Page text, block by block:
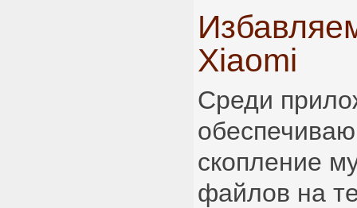
Xiaomi
Среди
скопление
файлов на